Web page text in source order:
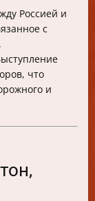
Россией и
с
что
и